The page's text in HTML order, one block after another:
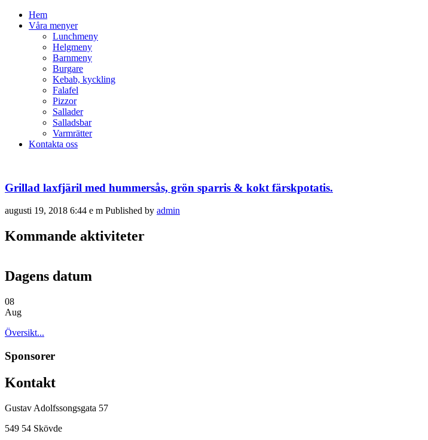
Hem
Våra menyer
Lunchmeny
Helgmeny
Barnmeny
Burgare
Kebab, kyckling
Falafel
Pizzor
Sallader
Salladsbar
Varmrätter
Kontakta oss
Grillad laxfjäril med hummersås, grön sparris & kokt färskpotatis.
augusti 19, 2018 6:44 e m Published by admin
Kommande aktiviteter
Dagens datum
08
Aug
Översikt...
Sponsorer
Kontakt
Gustav Adolfssongsgata 57
549 54 Skövde